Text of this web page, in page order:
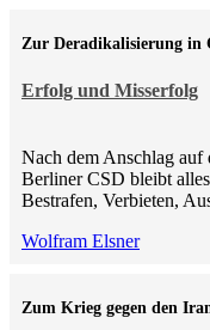
Erfolg und Misserfolg
Zur Deradikalisierung in
Nach dem Anschlag auf
Berliner CSD bleibt
Bestrafen, Verbieten,
Wolfram Elsner
Zum Krieg gegen den